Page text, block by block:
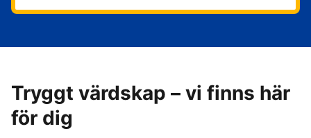
Tryggt värdskap – vi finns här
för dig